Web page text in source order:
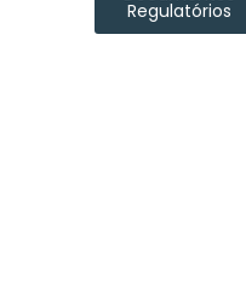
Regulatórios